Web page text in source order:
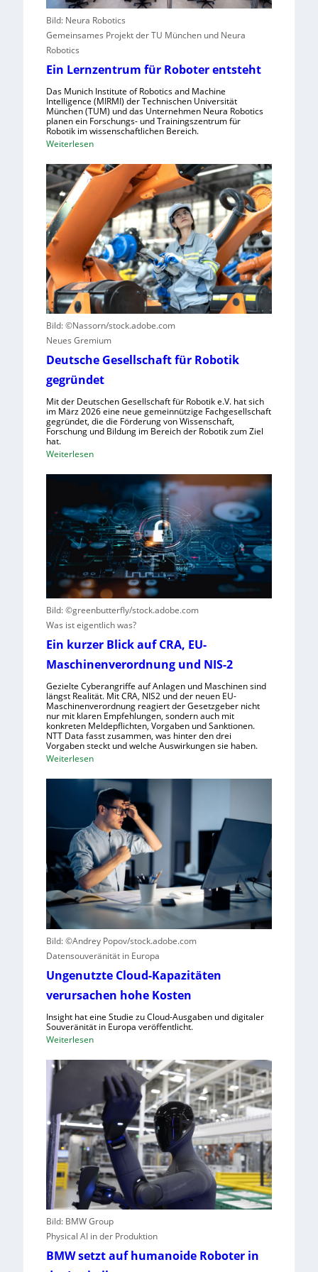
e
l
l
n
s
c
h
n
e
l
u
s
z
u
n
u
t
z
f
e
r
n
u
s
t
r
e
S
t
e
u
e
r
u
n
s
s
y
s
t
m
e
s
V
i
s
i
e
r
h
m
n
Bild: Neura Robotics
Gemeinsames Projekt der TU München und Neura
Robotics
Ein Lernzentrum für Roboter entsteht
Das Munich Institute of Robotics and Machine
Intelligence (MIRMI) der Technischen Universität
München (TUM) und das Unternehmen Neura Robotics
planen ein Forschungs- und Trainingszentrum für
Robotik im wissenschaftlichen Bereich.
Weiterlesen:
i
r
n
z
e
n
t
r
u
f
ü
R
o
o
e
n
t
s
t
e
h
Bild: ©Nassorn/stock.adobe.com
Neues Gremium
Deutsche Gesellschaft für Robotik
gegründet
Mit der Deutschen Gesellschaft für Robotik e.V. hat sich
im März 2026 eine neue gemeinnützige Fachgesellschaft
gegründet, die die Förderung von Wissenschaft,
Forschung und Bildung im Bereich der Robotik zum Ziel
hat.
Weiterlesen:
t
s
c
h
e
G
e
s
e
l
l
c
h
a
f
t
ü
r
R
o
b
o
t
i
k
g
e
g
r
ü
n
e
Bild: ©greenbutterfly/stock.adobe.com
Was ist eigentlich was?
Ein kurzer Blick auf CRA, EU-
Maschinenverordnung und NIS-2
Gezielte Cyberangriffe auf Anlagen und Maschinen sind
längst Realität. Mit CRA, NIS2 und der neuen EU-
Maschinenverordnung reagiert der Gesetzgeber nicht
nur mit klaren Empfehlungen, sondern auch mit
konkreten Meldepflichten, Vorgaben und Sanktionen.
NTT Data fasst zusammen, was hinter den drei
Vorgaben steckt und welche Auswirkungen sie haben.
Weiterlesen:
i
n
k
u
r
z
e
r
B
a
u
f
C
R
-
M
a
s
c
h
i
n
e
Bild: ©Andrey Popov/stock.adobe.com
Datensouveränität in Europa
Ungenutzte Cloud-Kapazitäten
verursachen hohe Kosten
Insight hat eine Studie zu Cloud-Ausgaben und digitaler
Souveränität in Europa veröffentlicht.
Weiterlesen:
n
u
t
z
e
C
l
o
d
Bild: BMW Group
Physical AI in der Produktion
BMW setzt auf humanoide Roboter in